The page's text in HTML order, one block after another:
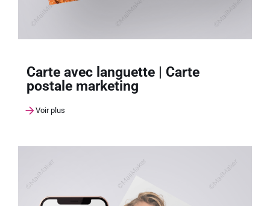
Carte avec languette | Carte
postale marketing
Voir plus